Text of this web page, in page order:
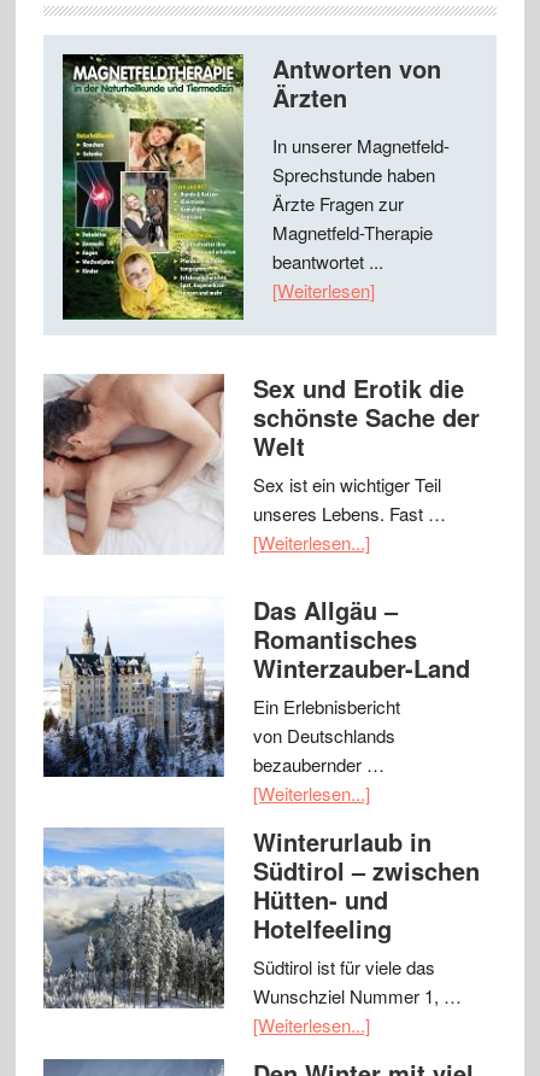
Antworten von
Ärzten
In unserer Magnetfeld-
Sprechstunde haben
Ärzte Fragen zur
Magnetfeld-Therapie
beantwortet ...
[Weiterlesen]
Sex und Erotik die
schönste Sache der
Welt
Sex ist ein wichtiger Teil
unseres Lebens. Fast …
[Weiterlesen...]
Das Allgäu –
Romantisches
Winterzauber-Land
Ein Erlebnisbericht
von Deutschlands
bezaubernder …
[Weiterlesen...]
Winterurlaub in
Südtirol – zwischen
Hütten- und
Hotelfeeling
Südtirol ist für viele das
Wunschziel Nummer 1, …
[Weiterlesen...]